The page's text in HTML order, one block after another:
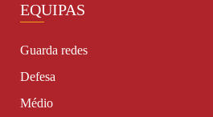
EQUIPAS
Guarda redes
Defesa
Médio